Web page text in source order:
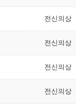
전신의상
전신의상
전신의상
전신의상